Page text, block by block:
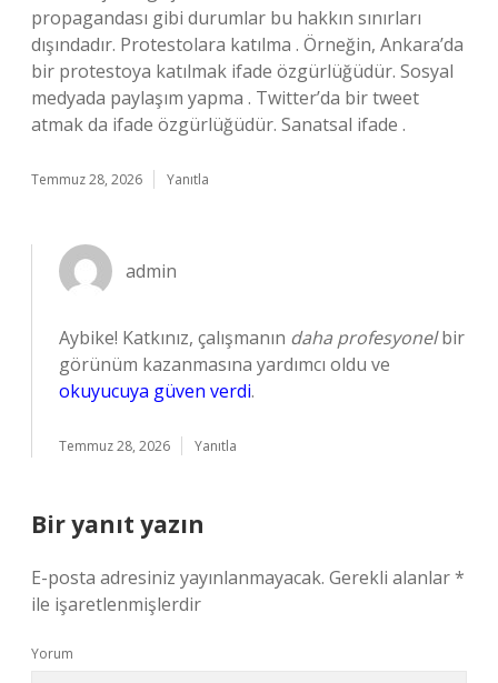
propagandası gibi durumlar bu hakkın sınırları
dışındadır. Protestolara katılma . Örneğin, Ankara’da
bir protestoya katılmak ifade özgürlüğüdür. Sosyal
medyada paylaşım yapma . Twitter’da bir tweet
atmak da ifade özgürlüğüdür. Sanatsal ifade .
Temmuz 28, 2026 Yanıtla
admin
Aybike! Katkınız, çalışmanın daha profesyonelbir
görünüm kazanmasına yardımcı oldu ve
okuyucuya güven verdi.
Temmuz 28, 2026 Yanıtla
Bir yanıt yazın
E-posta adresiniz yayınlanmayacak. Gerekli alanlar*
ile işaretlenmişlerdir
Yorum